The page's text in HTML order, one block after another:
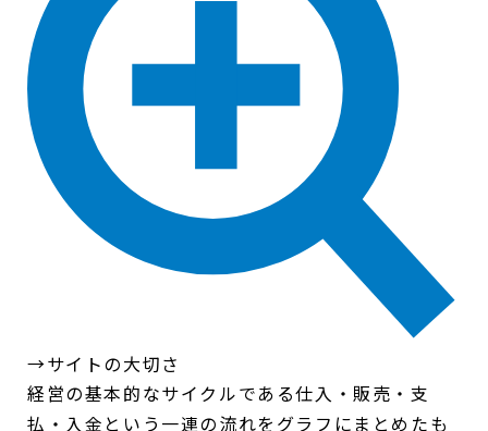
→サイトの大切さ
経営の基本的なサイクルである仕入・販売・支
払・入金という一連の流れをグラフにまとめたも